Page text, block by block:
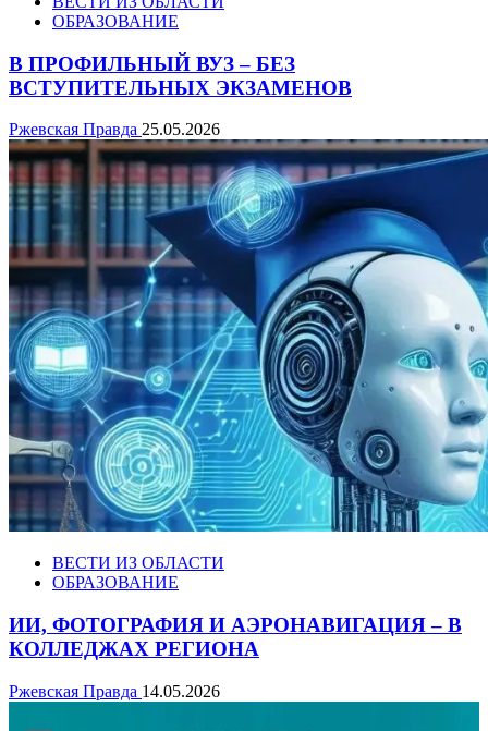
ОБРАЗОВАНИЕ
В ПРОФИЛЬНЫЙ ВУЗ – БЕЗ
ВСТУПИТЕЛЬНЫХ ЭКЗАМЕНОВ
Ржевская Правда 25.05.2026
ВЕСТИ ИЗ ОБЛАСТИ
ОБРАЗОВАНИЕ
ИИ, ФОТОГРАФИЯ И АЭРОНАВИГАЦИЯ – В
КОЛЛЕДЖАХ РЕГИОНА
Ржевская Правда 14.05.2026